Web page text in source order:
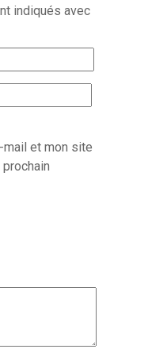
indiqués avec
mail et mon site